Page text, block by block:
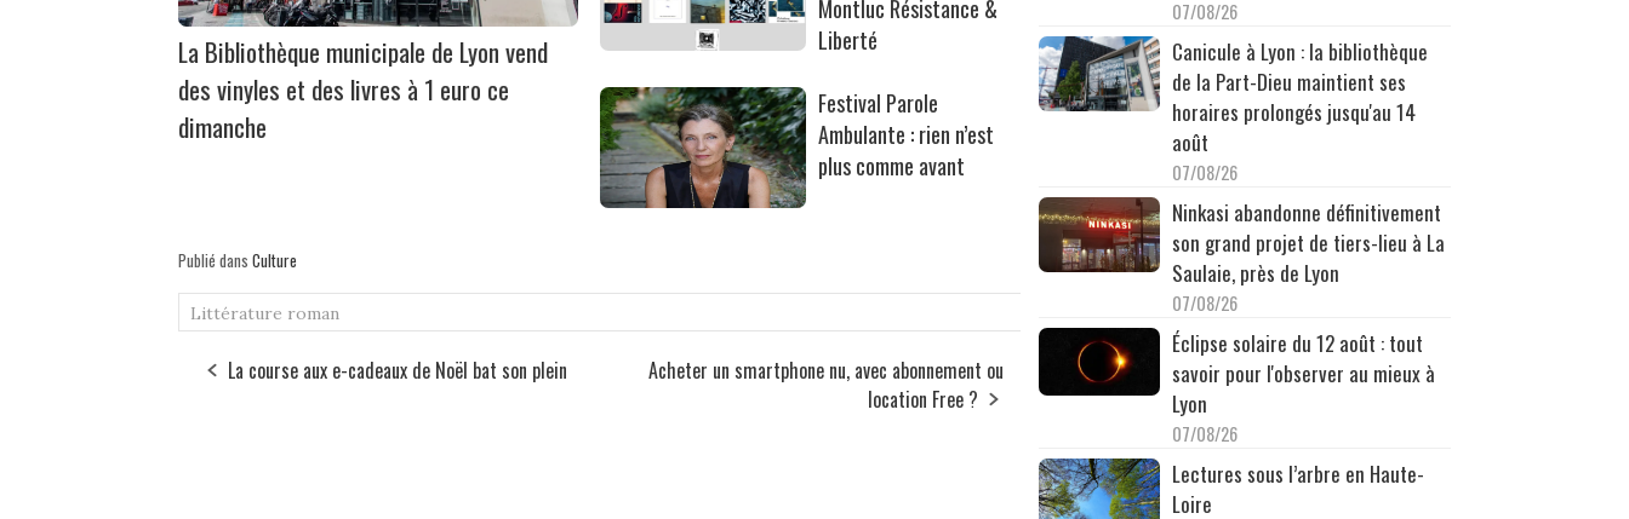
La Bibliothèque municipale de Lyon vend
des vinyles et des livres à 1 euro ce
dimanche
Montluc Résistance &
Liberté
Festival Parole
Ambulante : rien n’est
plus comme avant
Publié dans Culture
Littérature roman
La course aux e-cadeaux de Noël bat son plein
Acheter un smartphone nu, avec abonnement ou
location Free ?
07/08/26
Canicule à Lyon : la bibliothèque
de la Part-Dieu maintient ses
horaires prolongés jusqu'au 14
août
07/08/26
Ninkasi abandonne définitivement
son grand projet de tiers-lieu à La
Saulaie, près de Lyon
07/08/26
Éclipse solaire du 12 août : tout
savoir pour l'observer au mieux à
Lyon
07/08/26
Lectures sous l’arbre en Haute-
Loire